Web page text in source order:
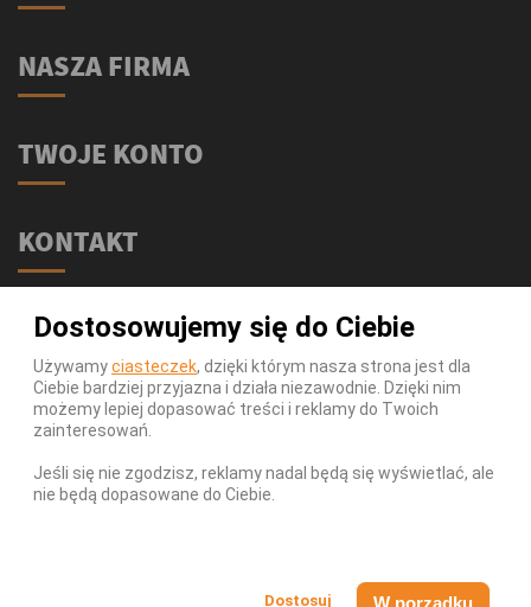
Dostosowujemy się do Ciebie
Używamyciasteczek, dzięki którym nasza strona jest dla
Ciebie bardziej przyjazna i działa niezawodnie. Dzięki nim
możemy lepiej dopasować treści i reklamy do Twoich
zainteresowań.
Jeśli się nie zgodzisz, reklamy nadal będą się wyświetlać, ale
nie będą dopasowane do Ciebie.
W porządku
NASZA FIRMA
TWOJE KONTO
KONTAKT
ul. Stołeczna 2/lok 102
15-879 Białystok
Telefon:
539 111 590
Infolinia:Pn-Pt 9-17
E-mail:
info@swiatsupli.pl